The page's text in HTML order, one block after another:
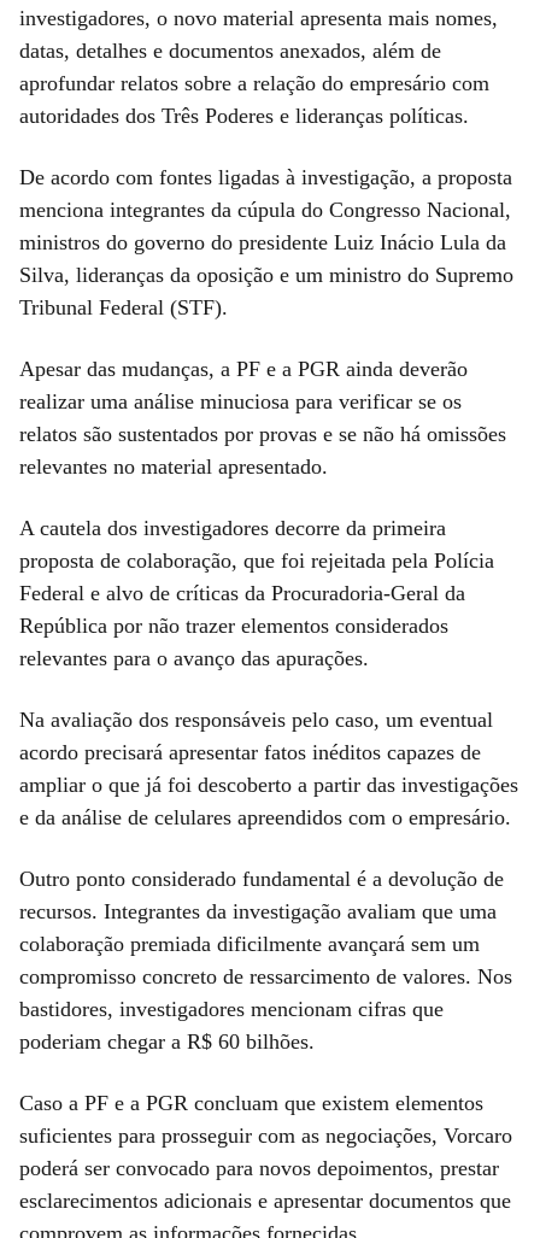
investigadores, o novo material apresenta mais nomes,
datas, detalhes e documentos anexados, além de
aprofundar relatos sobre a relação do empresário com
autoridades dos Três Poderes e lideranças políticas.
De acordo com fontes ligadas à investigação, a proposta
menciona integrantes da cúpula do Congresso Nacional,
ministros do governo do presidente Luiz Inácio Lula da
Silva, lideranças da oposição e um ministro do Supremo
Tribunal Federal (STF).
Apesar das mudanças, a PF e a PGR ainda deverão
realizar uma análise minuciosa para verificar se os
relatos são sustentados por provas e se não há omissões
relevantes no material apresentado.
A cautela dos investigadores decorre da primeira
proposta de colaboração, que foi rejeitada pela Polícia
Federal e alvo de críticas da Procuradoria-Geral da
República por não trazer elementos considerados
relevantes para o avanço das apurações.
Na avaliação dos responsáveis pelo caso, um eventual
acordo precisará apresentar fatos inéditos capazes de
ampliar o que já foi descoberto a partir das investigações
e da análise de celulares apreendidos com o empresário.
Outro ponto considerado fundamental é a devolução de
recursos. Integrantes da investigação avaliam que uma
colaboração premiada dificilmente avançará sem um
compromisso concreto de ressarcimento de valores. Nos
bastidores, investigadores mencionam cifras que
poderiam chegar a R$ 60 bilhões.
Caso a PF e a PGR concluam que existem elementos
suficientes para prosseguir com as negociações, Vorcaro
poderá ser convocado para novos depoimentos, prestar
esclarecimentos adicionais e apresentar documentos que